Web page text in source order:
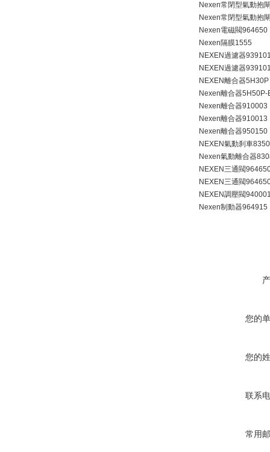
Nexen常閉型氣動抱
Nexen常閉型氣動抱
Nexen電磁閥964650
Nexen隔膜1555
NEXEN過濾器
NEXEN過濾器
NEXEN離合器
Nexen離合器
Nexen離合器910003
Nexen離合器910013
Nexen離合器950150
NEXEN氣動刹車
Nexen氣動離合器
NEXEN三通閥
NEXEN三通閥
NEXEN調壓閥
Nexen制動器964915
您的
您的
联系
常用